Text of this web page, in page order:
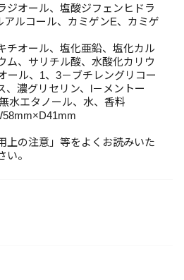
ジオール、塩酸ジフェンヒドラ
アルコール、カミゲンE、カミゲ
チオール、塩化亜鉛、塩化カル
ム、サリチル酸、水酸化カリウ
ール、1、3－ブチレングリコー
、濃グリセリン、l－メントー
水エタノール、水、香料
上の注意」等をよくお読みいた
。